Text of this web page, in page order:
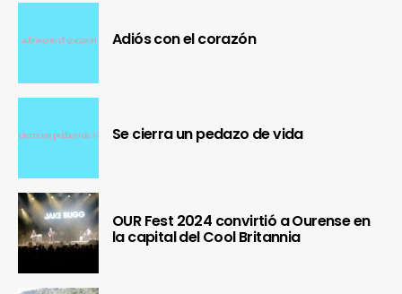
Adiós con el corazón
Se cierra un pedazo de vida
OUR Fest 2024 convirtió a Ourense en
la capital del Cool Britannia